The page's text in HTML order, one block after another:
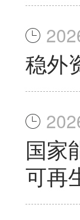
稳外
国家
可再